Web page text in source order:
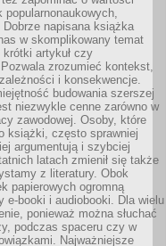
popularnonaukowych,
napisana książka
w skomplikowany temat
krótki artykuł czy
zrozumieć kontekst,
i konsekwencje.
budowania szerszej
niezwykle cenne zarówno w
zawodowej. Osoby, które
książki, często sprawniej
argumentują i szybciej
latach zmienił się także
z literatury. Obok
papierowych ogromną
e-booki i audiobooki. Dla wielu
ponieważ można słuchać
podczas spaceru czy w
Najważniejsze